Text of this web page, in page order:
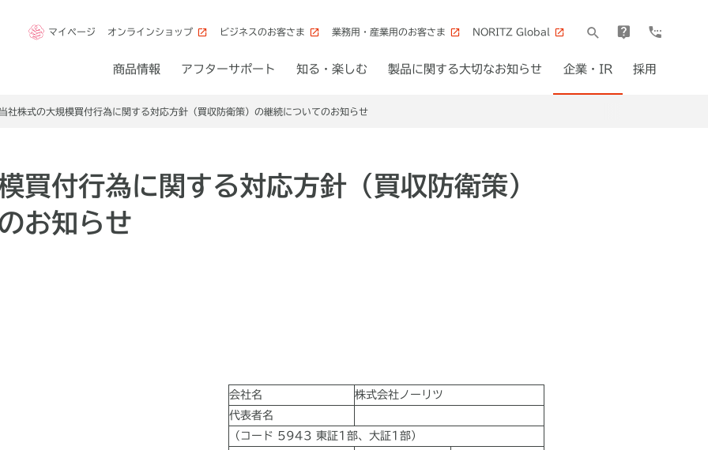
マイページ オンラインショップ ビジネスのお客さま 業務用・産業用のお客さま NORITZ Global
商品情報 アフターサポート 知る・楽しむ 製品に関する大切なお知らせ 企業・IR 採用
当社株式の大規模買付行為に関する対応方針（買収防衛策）の継続についてのお知らせ
買付行為に関する対応方針（買収防衛策）
お知らせ
会社名
株式会社ノーリツ
代表者名
（コード 5943 東証1部、大証1部）